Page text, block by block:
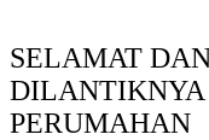
SELAMAT
DILANTIKNYA
PERUMAHAN